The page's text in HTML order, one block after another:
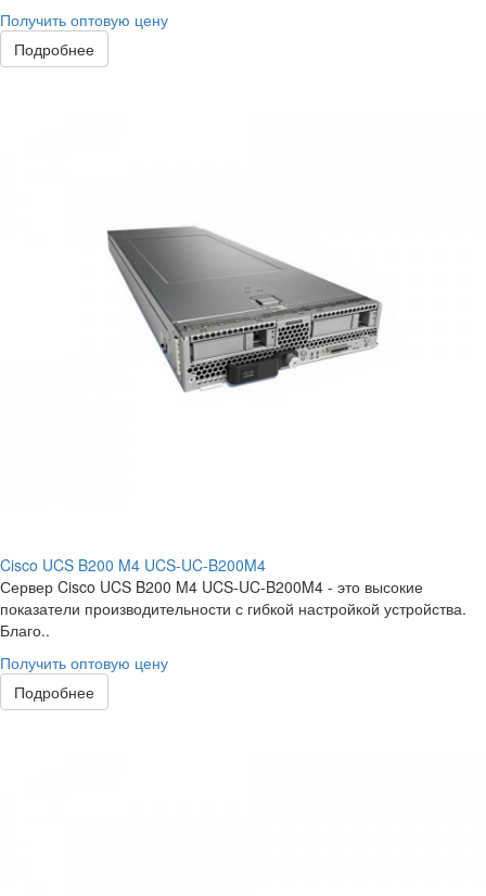
Получить оптовую цену
Подробнее
Cisco UCS B200 M4 UCS-UC-B200M4
Сервер Cisco UCS B200 M4 UCS-UC-B200M4 - это высокие
показатели производительности с гибкой настройкой устройства.
Благо..
Получить оптовую цену
Подробнее